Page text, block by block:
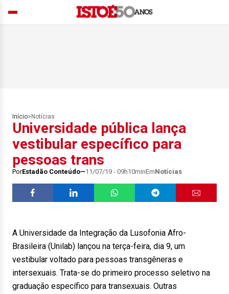
Início> Notícias
Universidade pública lança
vestibular específico para
pessoas trans
PorEstadão Conteúdo 11/07/19 - 09h10minEmNotícias
A Universidade da Integração da Lusofonia Afro-
Brasileira (Unilab) lançou na terça-feira, dia 9, um
vestibular voltado para pessoas transgêneras e
intersexuais. Trata-se do primeiro processo seletivo na
graduação específico para transexuais. Outras